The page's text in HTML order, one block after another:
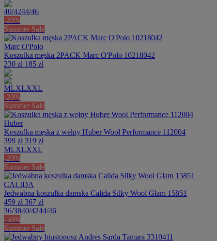
40/4244/46
-20%
Summer Sale
Marc O'Polo
Koszulka męska 2PACK Marc O'Polo 10218042
230 zł 185 zł
MLXLXXL
-20%
Summer Sale
Huber
Koszulka męska z wełny Huber Wool Performance 112004
399 zł 319 zł
MLXLXXL
-20%
Summer Sale
CALIDA
Jedwabna koszulka damska Calida Silky Wool Glam 15851
459 zł 367 zł
36/3840/4244/46
-50%
Summer Sale